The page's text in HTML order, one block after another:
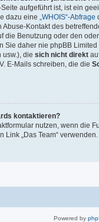
Seite aufgeführt ist, ist ein
dazu eine „WHOIS“-Abfrage
Kontakt des
die Benutzung oder den
Sie daher nie phpBB
die sich nicht direkt
E-Mails schreiben, die die
kontaktieren?
nutzen, wenn die
Link „Das Team“ verwenden.
Powered by